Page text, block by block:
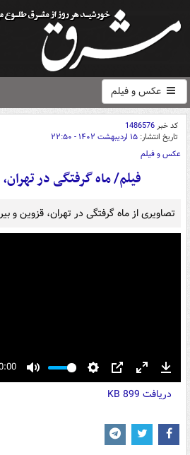
عکس و فیلم
کد خبر1486576
تاریخ انتشار: ۱۵ اردیبهشت ۱۴۰۲ - ۲۲:۵۰
عکس و فیلم
فیلم/ ماه گرفتگی در
تصاویری از ماه گرفتگی در تهران، قزوین و
Mute Settings
PIP Enter
fullscreen
دریافت 899 KB